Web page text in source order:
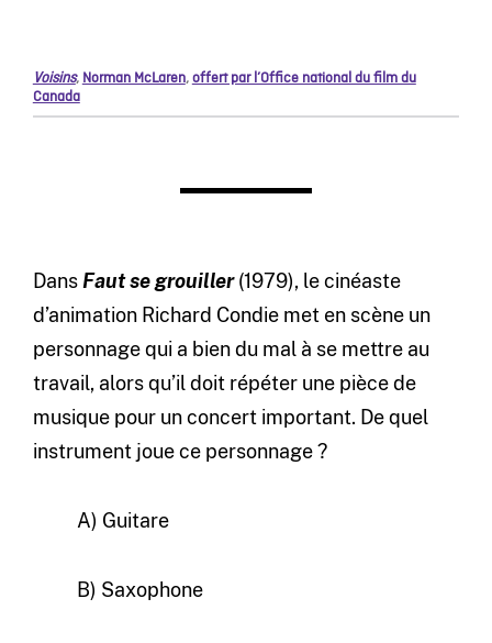
Voisins, Norman McLaren,offert par l’Office national du film du
Canada
Dans Faut se grouiller(1979), le cinéaste
d’animation Richard Condie met en scène un
personnage qui a bien du mal à se mettre au
travail, alors qu’il doit répéter une pièce de
musique pour un concert important. De quel
instrument joue ce personnage ?
A) Guitare
B) Saxophone